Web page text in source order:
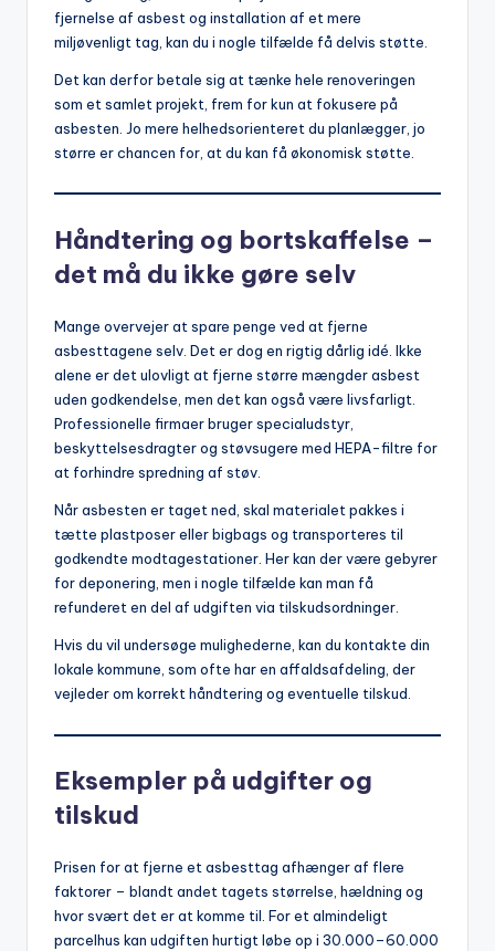
fjernelse af asbest og installation af et mere
miljøvenligt tag, kan du i nogle tilfælde få delvis støtte.
Det kan derfor betale sig at tænke hele renoveringen
som et samlet projekt, frem for kun at fokusere på
asbesten. Jo mere helhedsorienteret du planlægger, jo
større er chancen for, at du kan få økonomisk støtte.
Håndtering og bortskaffelse –
det må du ikke gøre selv
Mange overvejer at spare penge ved at fjerne
asbesttagene selv. Det er dog en rigtig dårlig idé. Ikke
alene er det ulovligt at fjerne større mængder asbest
uden godkendelse, men det kan også være livsfarligt.
Professionelle firmaer bruger specialudstyr,
beskyttelsesdragter og støvsugere med HEPA-filtre for
at forhindre spredning af støv.
Når asbesten er taget ned, skal materialet pakkes i
tætte plastposer eller bigbags og transporteres til
godkendte modtagestationer. Her kan der være gebyrer
for deponering, men i nogle tilfælde kan man få
refunderet en del af udgiften via tilskudsordninger.
Hvis du vil undersøge mulighederne, kan du kontakte din
lokale kommune, som ofte har en affaldsafdeling, der
vejleder om korrekt håndtering og eventuelle tilskud.
Eksempler på udgifter og
tilskud
Prisen for at fjerne et asbesttag afhænger af flere
faktorer – blandt andet tagets størrelse, hældning og
hvor svært det er at komme til. For et almindeligt
parcelhus kan udgiften hurtigt løbe op i 30.000–60.000